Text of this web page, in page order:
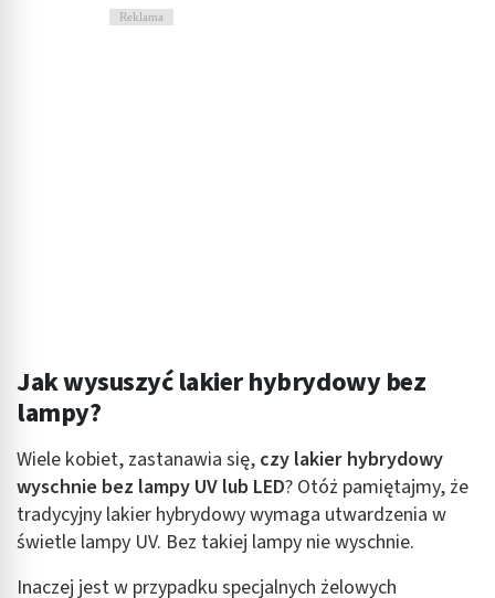
Reklama
Jak wysuszyć lakier hybrydowy bez
lampy?
Wiele kobiet, zastanawia się, czy lakier hybrydowy
wyschnie bez lampy UV lub LED? Otóż pamiętajmy, że
tradycyjny lakier hybrydowy wymaga utwardzenia w
świetle lampy UV. Bez takiej lampy nie wyschnie.
Inaczej jest w przypadku specjalnych żelowych
Reklama / śledzenie